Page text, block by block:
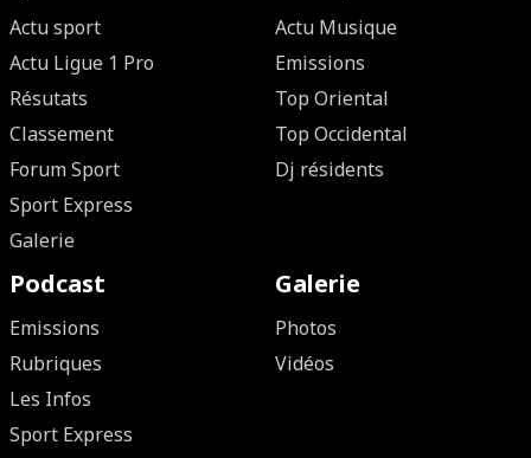
Actu sport
Actu Ligue 1 Pro
Résutats
Classement
Forum Sport
Sport Express
Galerie
Actu Musique
Emissions
Top Oriental
Top Occidental
Dj résidents
Podcast
Emissions
Rubriques
Les Infos
Sport Express
Galerie
Photos
Vidéos